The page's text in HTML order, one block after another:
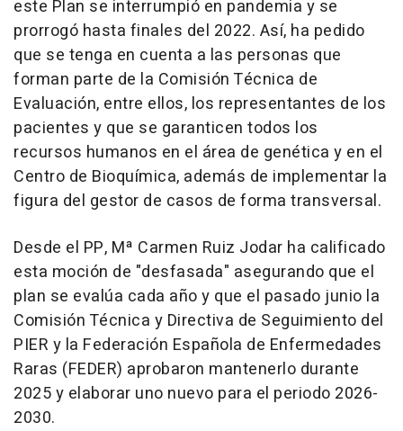
este Plan se interrumpió en pandemia y se
prorrogó hasta finales del 2022. Así, ha pedido
que se tenga en cuenta a las personas que
forman parte de la Comisión Técnica de
Evaluación, entre ellos, los representantes de los
pacientes y que se garanticen todos los
recursos humanos en el área de genética y en el
Centro de Bioquímica, además de implementar la
figura del gestor de casos de forma transversal.
Desde el PP, Mª Carmen Ruiz Jodar ha calificado
esta moción de "desfasada" asegurando que el
plan se evalúa cada año y que el pasado junio la
Comisión Técnica y Directiva de Seguimiento del
PIER y la Federación Española de Enfermedades
Raras (FEDER) aprobaron mantenerlo durante
2025 y elaborar uno nuevo para el periodo 2026-
2030.